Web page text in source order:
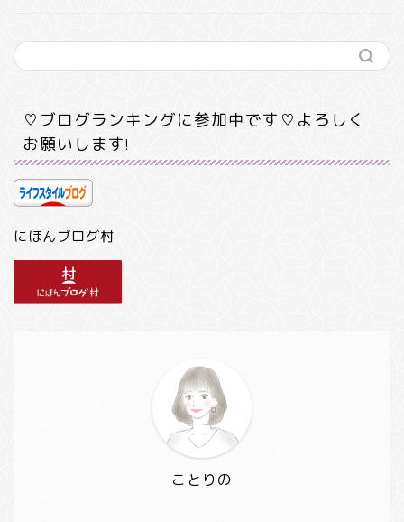
♡ブログランキングに参加中です♡よろしく
お願いします!
にほんブログ村
ことりの